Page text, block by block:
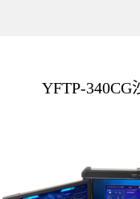
YFTP-